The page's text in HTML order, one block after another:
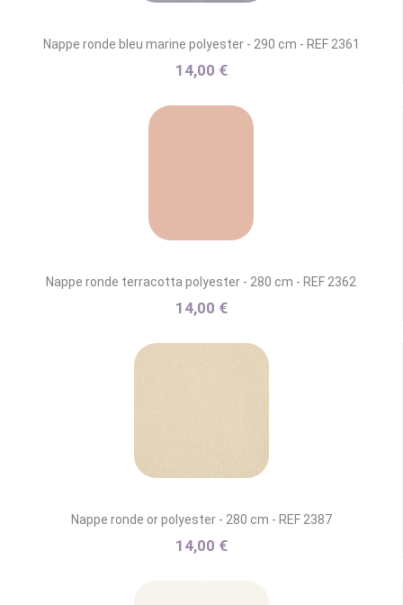
Nappe ronde bleu marine polyester - 290 cm - REF 2361
14,00 €
Nappe ronde terracotta polyester - 280 cm - REF 2362
14,00 €
Nappe ronde or polyester - 280 cm - REF 2387
14,00 €